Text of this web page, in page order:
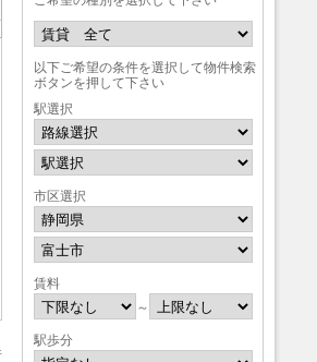
ド)
以下ご希望の条件を選択して物件検索
ボタンを押して下さい
駅選択
市区選択
賃料
～
駅歩分